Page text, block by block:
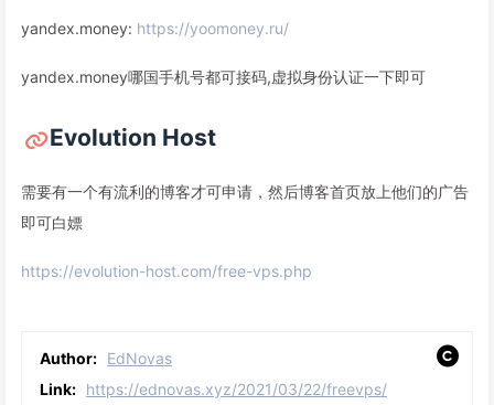
yandex.money: https://yoomoney.ru/
yandex.money哪国手机号都可接码,虚拟身份认证一下即可
Evolution Host
需要有一个有流利的博客才可申请，然后博客首页放上他们的广告
即可白嫖
https://evolution-host.com/free-vps.php
Author: EdNovas
Link: https://ednovas.xyz/2021/03/22/freevps/